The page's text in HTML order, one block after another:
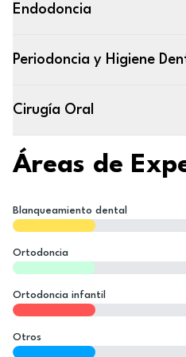
Endodoncia
Periodoncia y Higiene
Cirugía Oral
Áreas de
Blanqueamiento dental
Ortodoncia
Ortodoncia infantil
Otros